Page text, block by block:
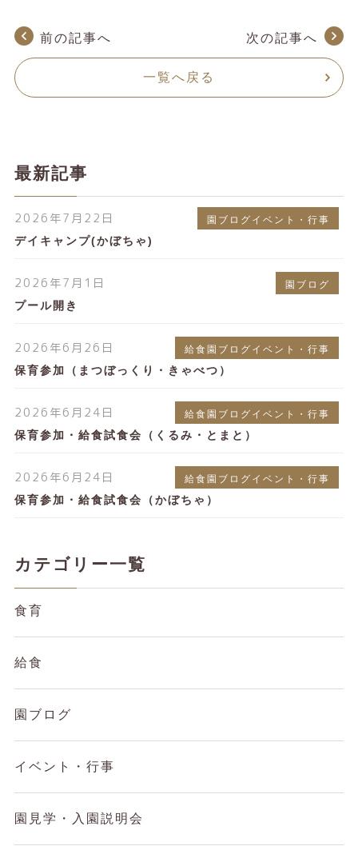
前の記事へ
一覧へ戻る
次の記事へ
最新記事
2026年7月22日 園ブログイベント・行事
デイキャンプ(かぼちゃ)
2026年7月1日 園ブログ
プール開き
2026年6月26日 給食園ブログイベント・行事
保育参加（まつぼっくり・きゃべつ）
2026年6月24日 給食園ブログイベント・行事
保育参加・給食試食会（くるみ・とまと）
2026年6月24日 給食園ブログイベント・行事
保育参加・給食試食会（かぼちゃ）
カテゴリー一覧
食育
給食
園ブログ
イベント・行事
園見学・入園説明会